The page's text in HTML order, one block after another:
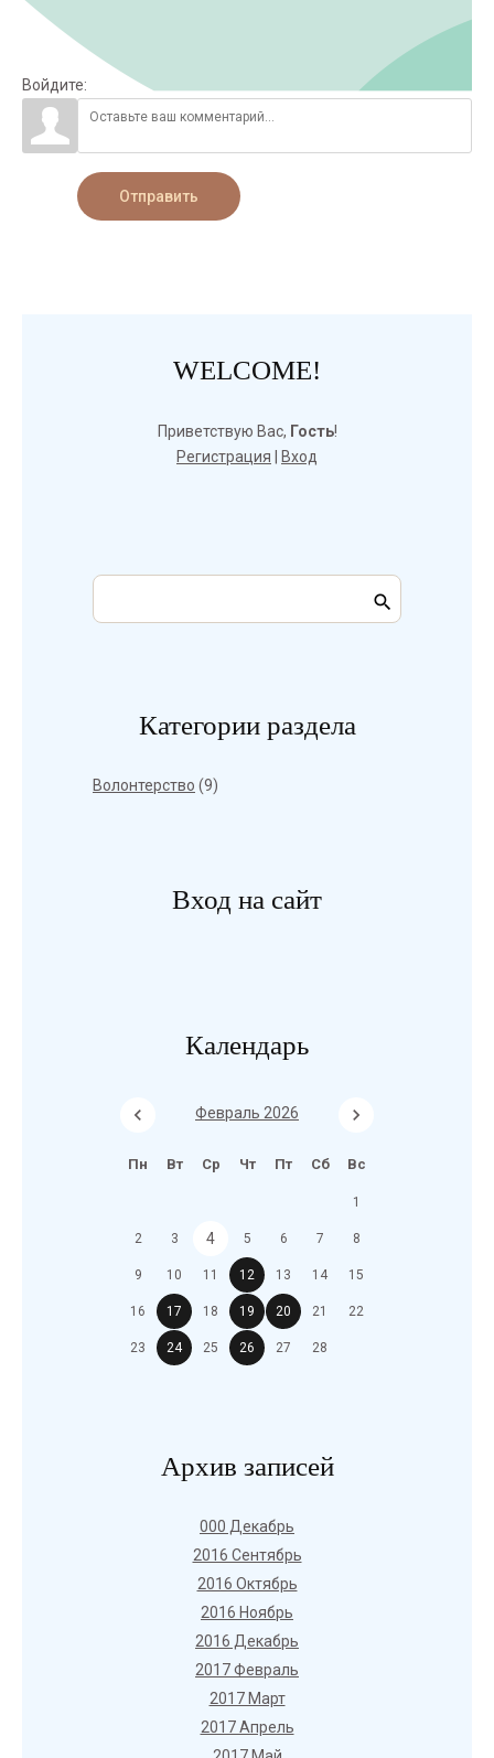
Войдите:
Отправить
WELCOME!
Приветствую Вас, Гость!
Регистрация
Вход
Категории раздела
Волонтерство (9)
Вход на сайт
Календарь
Февраль 2026
Пн Вт Ср Чт Пт Сб Вс
1
2 3 4 5 6 7 8
9 10 11 12 13 14 15
16 17 18 19 20 21 22
23 24 25 26 27 28
Архив записей
000 Декабрь
2016 Сентябрь
2016 Октябрь
2016 Ноябрь
2016 Декабрь
2017 Февраль
2017 Март
2017 Апрель